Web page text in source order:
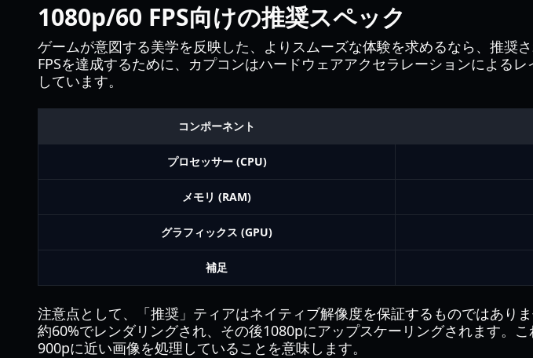
1080p/60 FPS向けの推奨スペック
ゲームが意図する美学を反映した、よりスムーズな体験を求めるなら、推奨
FPSを達成するために、カプコンはハードウェアアクセラレーションによる
しています。
コンポーネント
プロセッサー (CPU)
メモリ (RAM)
グラフィックス (GPU)
補足
注意点として、「推奨」ティアはネイティブ解像度を保証するものではあ
約60%でレンダリングされ、その後1080pにアップスケーリングされます。
900pに近い画像を処理していることを意味します。